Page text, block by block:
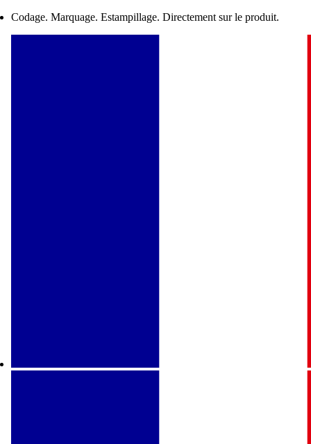
Codage. Marquage. Estampillage. Directement sur le produit.